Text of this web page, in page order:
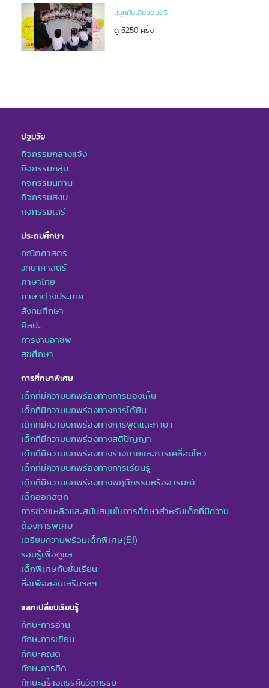
สนุกกับเสียงดนตรี
ดู 5250 ครั้ง
ปฐมวัย
กิจกรรมกลางแจ้ง
กิจกรรมกลุ่ม
กิจกรรมนิทาน
กิจกรรมสงบ
กิจกรรมเสรี
ประถมศึกษา
คณิตศาสตร์
วิทยาศาสตร์
ภาษาไทย
ภาษาต่างประเทศ
สังคมศึกษา
ศิลปะ
การงานอาชีพ
สุขศึกษา
การศึกษาพิเศษ
เด็กที่มีความบกพร่องทางการมองเห็น
เด็กที่มีความบกพร่องทางการได้ยิน
เด็กที่มีความบกพร่องทางการพูดและภาษา
เด็กที่มีความบกพร่องทางสติปัญญา
เด็กที่มีความบกพร่องทางร่างกายและการเคลื่อนไหว
เด็กที่มีความบกพร่องทางการเรียนรู้
เด็กที่มีความบกพร่องทางพฤติกรรมหรืออารมณ์
เด็กออทิสติก
การช่วยเหลือและสนับสนุนในการศึกษาสำหรับเด็กที่มีความ
ต้องการพิเศษ
เตรียมความพร้อมเด็กพิเศษ(EI)
รอบรู้เพื่อดูแล
เด็กพิเศษกับชั้นเรียน
สื่อเพื่อสอนเสริมฯลฯ
แลกเปลี่ยนเรียนรู้
ทักษะการอ่าน
ทักษะการเขียน
ทักษะคณิต
ทักษะการคิด
ทักษะสร้างสรรค์นวัตกรรม